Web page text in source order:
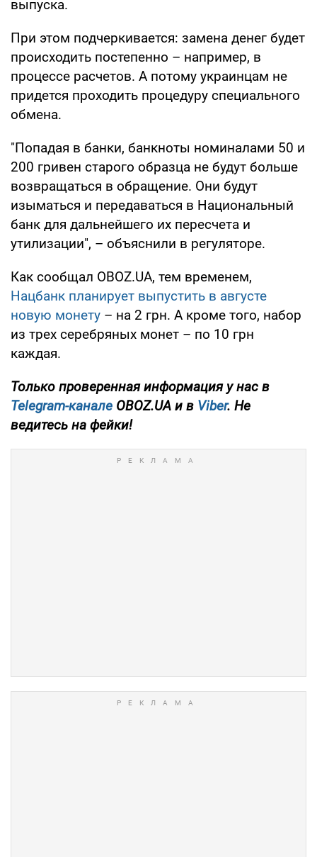
выпуска.
При этом подчеркивается: замена денег будет
происходить постепенно – например, в
процессе расчетов. А потому украинцам не
придется проходить процедуру специального
обмена.
"Попадая в банки, банкноты номиналами 50 и
200 гривен старого образца не будут больше
возвращаться в обращение. Они будут
изыматься и передаваться в Национальный
банк для дальнейшего их пересчета и
утилизации", – объяснили в регуляторе.
Как сообщал OBOZ.UA, тем временем,
Нацбанк планирует выпустить в августе
новую монету – на 2 грн. А кроме того, набор
из трех серебряных монет – по 10 грн
каждая.
Только проверенная информация у нас в
Telegram-канале OBOZ.UA и в Viber. Не
ведитесь на фейки!